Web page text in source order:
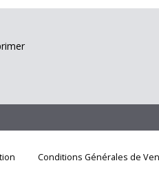
Conditions Générales de